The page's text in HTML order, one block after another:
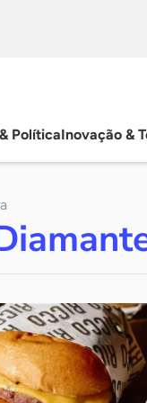
PolíticaInovação &